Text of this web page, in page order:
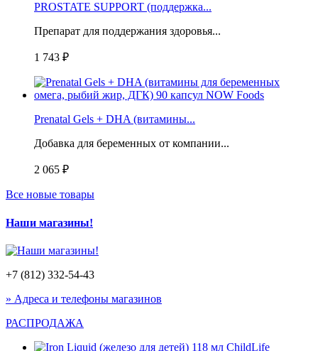
PROSTATE SUPPORT (поддержка...
Препарат для поддержания здоровья...
1 743 ₽
Prenatal Gels + DHA (витамины...
Добавка для беременных от компании...
2 065 ₽
Все новые товары
Наши магазины!
+7 (812) 332-54-43
» Адреса и телефоны магазинов
РАСПРОДАЖА